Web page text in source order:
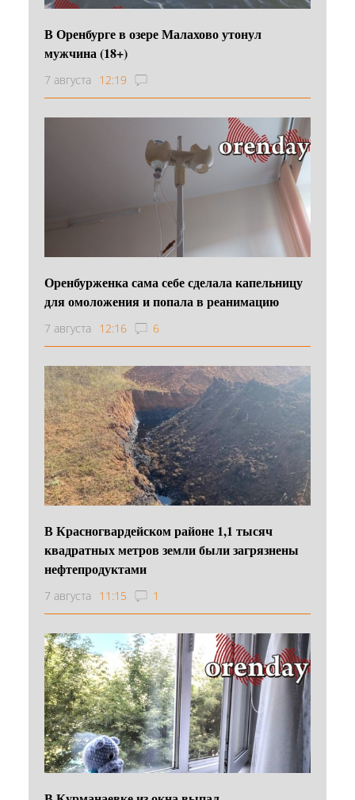
В Оренбурге в озере Малахово утонул
мужчина (18+)
7 августа 12:19
Оренбурженка сама себе сделала капельницу
для омоложения и попала в реанимацию
7 августа 12:16 6
В Красногвардейском районе 1,1 тысяч
квадратных метров земли были загрязнены
нефтепродуктами
7 августа 11:15 1